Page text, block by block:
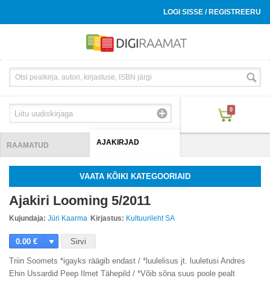
LOGI SISSE / REGISTREERU
0
RAAMATUD AJAKIRJAD
VAATA KÕIKI KATEGOORIAID
Ajakiri Looming 5/2011
Kujundaja: Jüri Kaarma Kirjastus: Kultuurileht SA
0.00 € Sirvi
Triin Soomets *igayks räägib endast / *luulelisus jt. luuletusi Andres
Ehin Ussardid Peep Ilmet Tähepild / *Võib sõna suus poole pealt